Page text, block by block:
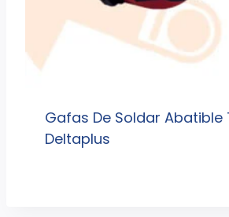
Gafas De Soldar Abatible
Deltaplus